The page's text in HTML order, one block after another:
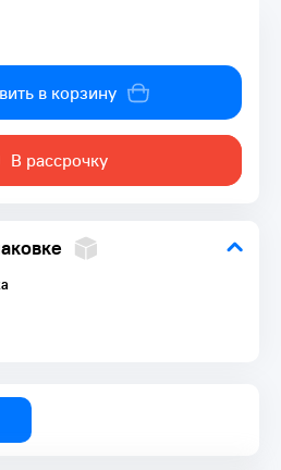
в корзину
В рассрочку